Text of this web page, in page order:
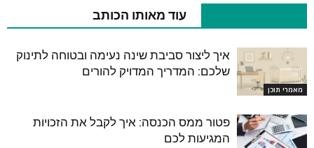
עוד מאותו הכותב
מאמרי תוכן
איך ליצור סביבת שינה נעימה ובטוחה לתינוק
שלכם: המדריך המדויק להורים
פטור ממס הכנסה: איך לקבל את הזכויות
המגיעות לכם